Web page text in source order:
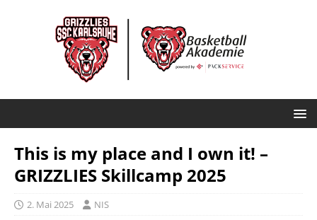
This is my place and I own it! –
GRIZZLIES Skillcamp 2025
2. Mai 2025 NIS